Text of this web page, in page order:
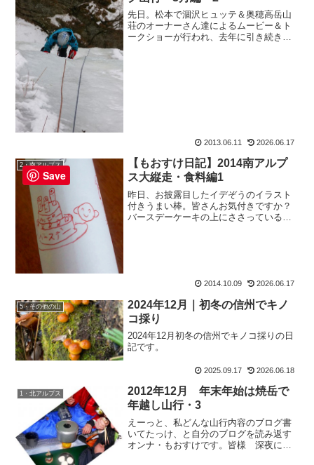
先日。松本で涸沢ヒュッテ＆奥穂高岳山
荘のオーナーさん達によるムービー＆ト
ークショーが行われ、去年に引き続き、
2013.06.11 2026.06.17
2・南アルプス
【もおすけ日記】2014南アルプ
ス大縦走・食料編1
昨日、お披露目したイデぞうのイラスト
付きうまい棒。皆さんお気付きですか？
バースデーケーキの上にささっているの
2014.10.09 2026.06.17
5・その他の山
2024年12月｜初冬の信州でキノ
コ採り
2024年12月初冬の信州でキノコ採りの日
記です。
2025.09.17 2026.06.18
1・北アルプス
2012年12月 年末年始は焼岳で
年越し山行・3
えーっと、私どんな山行内容のブログ書
いてたっけ、と自分のブログを読み返す
オンナ・もおすけです。皆様 深夜にこ
Save